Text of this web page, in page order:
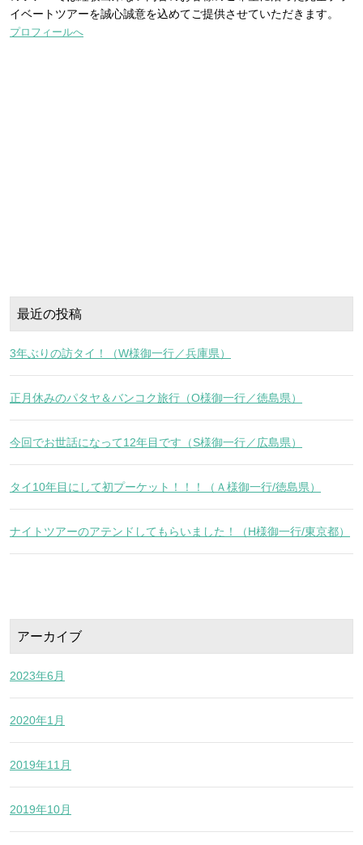
イベートツアーを誠心誠意を込めてご提供させていただきます。
プロフィールへ
最近の投稿
3年ぶりの訪タイ！（W様御一行／兵庫県）
正月休みのパタヤ＆バンコク旅行（O様御一行／徳島県）
今回でお世話になって12年目です（S様御一行／広島県）
タイ10年目にして初プーケット！！！（Ａ様御一行/徳島県）
ナイトツアーのアテンドしてもらいました！（H様御一行/東京都）
アーカイブ
2023年6月
2020年1月
2019年11月
2019年10月